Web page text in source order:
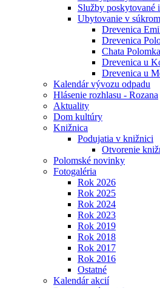
Služby poskytované
Ubytovanie v
Drevenica
Drevenica
Chata Polomka
Drevenica u
Drevenica u
Kalendár vývozu odpadu
Hlásenie rozhlasu - Rozana
Aktuality
Dom kultúry
Knižnica
Podujatia v knižnici
Otvorenie
Polomské novinky
Fotogaléria
Rok 2026
Rok 2025
Rok 2024
Rok 2023
Rok 2019
Rok 2018
Rok 2017
Rok 2016
Ostatné
Kalendár akcií